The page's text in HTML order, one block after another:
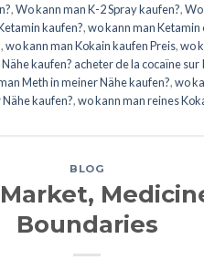
,Wo kann man K-2 Spray kaufen?,Wo
kaufen?,wo kann man Ketamin
,wo kann man Kokain kaufen Preis,wo
kaufen? acheter de la cocaïne sur
Meth in meiner Nähe kaufen?,wo
kaufen?,wo kann man reines
BLOG
Boundaries